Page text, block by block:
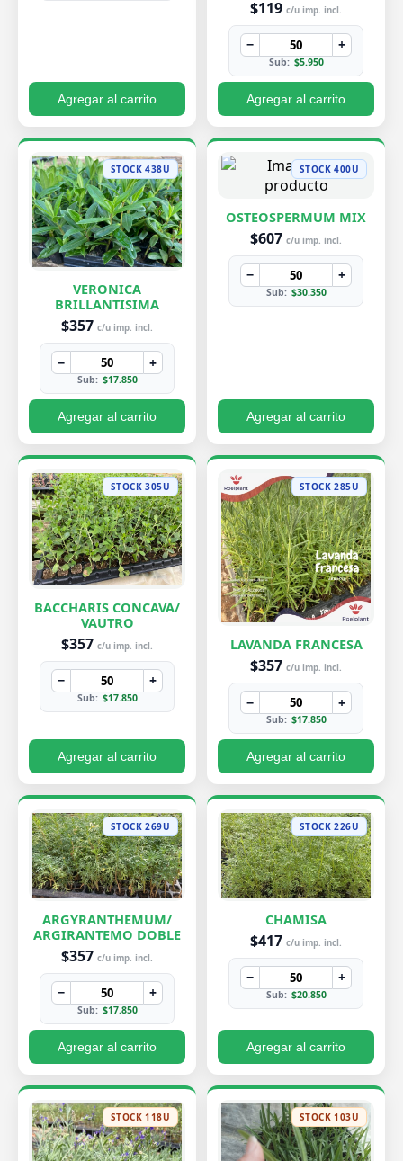
Agregar al carrito
$119 c/u imp. incl.
− +
Sub: $5.950
Agregar al carrito
STOCK 438U
VERONICA
BRILLANTISIMA
$357 c/u imp. incl.
− +
Sub: $17.850
Agregar al carrito
STOCK 400U
OSTEOSPERMUM MIX
$607 c/u imp. incl.
− +
Sub: $30.350
Agregar al carrito
STOCK 305U
BACCHARIS CONCAVA/
VAUTRO
$357 c/u imp. incl.
− +
Sub: $17.850
Agregar al carrito
STOCK 285U
LAVANDA FRANCESA
$357 c/u imp. incl.
− +
Sub: $17.850
Agregar al carrito
STOCK 269U
ARGYRANTHEMUM/
ARGIRANTEMO DOBLE
$357 c/u imp. incl.
− +
Sub: $17.850
Agregar al carrito
STOCK 226U
CHAMISA
$417 c/u imp. incl.
− +
Sub: $20.850
Agregar al carrito
STOCK 118U STOCK 103U